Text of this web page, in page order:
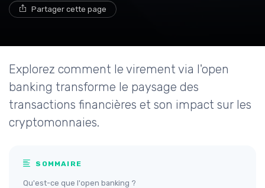
Partager cette page
Explorez comment le virement via l'open
banking transforme le paysage des
transactions financières et son impact sur les
cryptomonnaies.
SOMMAIRE
Qu'est-ce que l'open banking ?